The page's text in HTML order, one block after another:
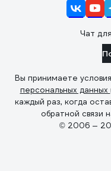
Чат
Вы принимаете условия
персональных данных
каждый раз, когда
обратной связи
© 2006 —